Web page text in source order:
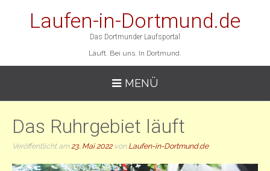
Laufen-in-Dortmund.de
Das Dortmunder Laufsportal
Läuft. Bei uns. In Dortmund.
MENÜ
Das Ruhrgebiet läuft
Veröffentlicht am23. Mai 2022von Laufen-in-Dortmund.de